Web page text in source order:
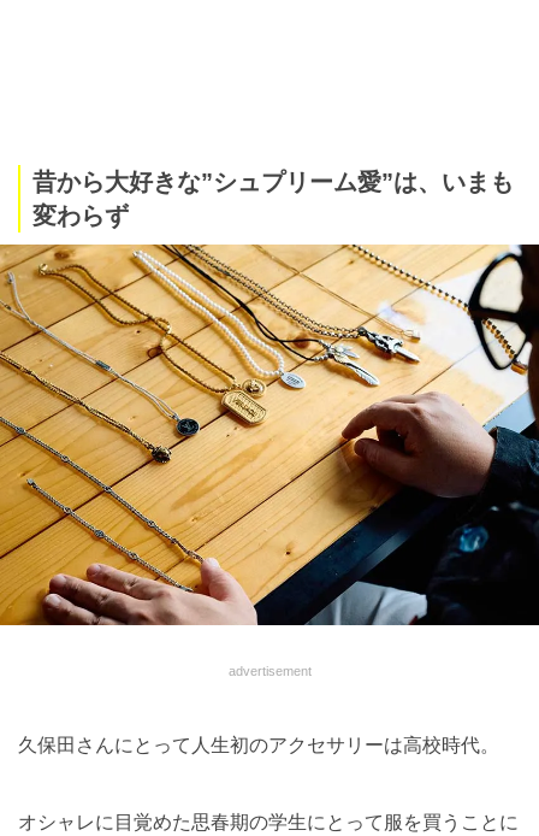
昔から⼤好きな”シュプリーム愛”は、いまも
変わらず
advertisement
久保⽥さんにとって⼈⽣初のアクセサリーは⾼校時代。
オシャレに⽬覚めた思春期の学⽣にとって服を買うことに